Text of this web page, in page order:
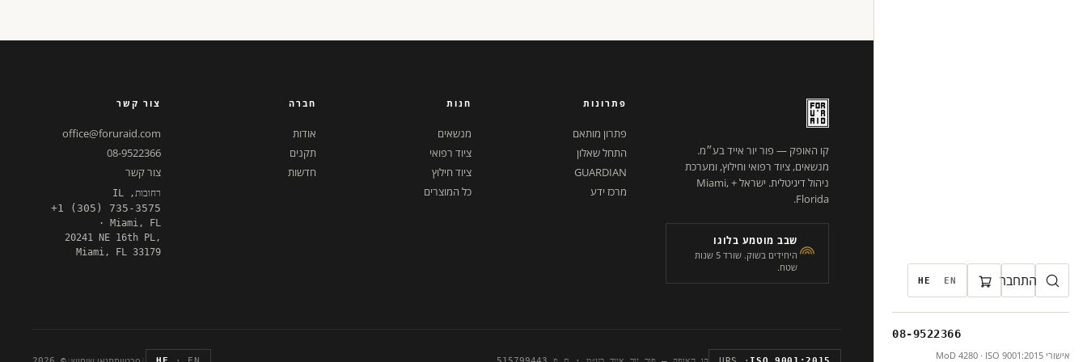
התחבר EN
HE
08-9522366
אישורי MoD 4280 · ISO 9001:2015
קו האופק — פור יור אייד בע״מ.
מנשאים, ציוד רפואי וחילוץ, ומערכת
ניהול דיגיטלית. ישראל + Miami,
Florida.
שבב מוטמע בלוגו
היחידים בשוק. שורד 5 שנות
שטח.
פתרונות
פתרון מותאם
התחל שאלון
GUARDIAN
מרכז ידע
חנות
מנשאים
ציוד רפואי
ציוד חילוץ
כל המוצרים
חברה
אודות
תקנים
חדשות
צור קשר
office@foruraid.com
08-9522366
צור קשר
רחובות, IL
+1 (305) 735-3575
· Miami, FL
20241 NE 16th PL,
Miami, FL 33179